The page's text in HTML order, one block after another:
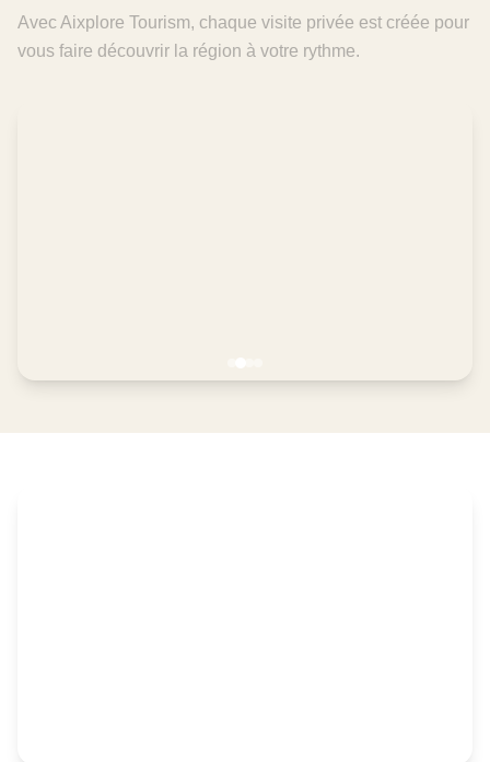
Avec Aixplore Tourism, chaque visite privée est créée pour
vous faire découvrir la région à votre rythme.